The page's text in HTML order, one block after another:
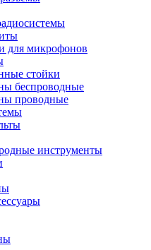
для микрофонов
стойки
беспроводные
проводные
инструменты